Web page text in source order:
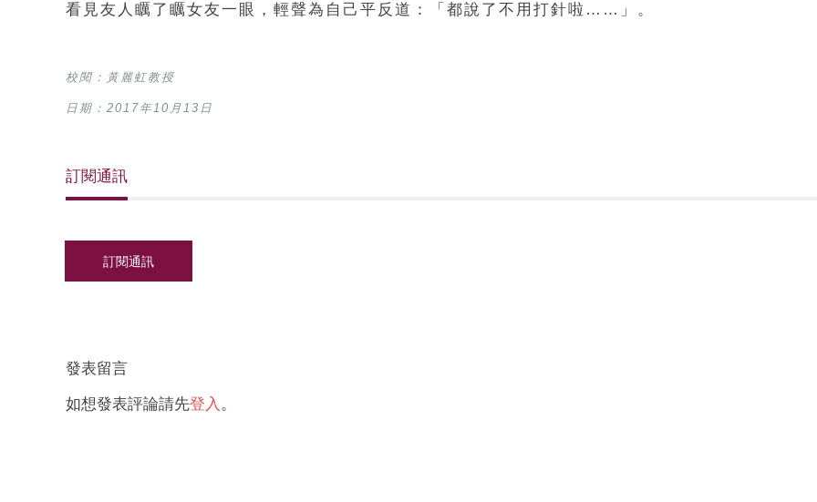
看見友人矋了矋女友一眼，輕聲為自己平反道：「都說了不用打針啦……」。
校閱：黃麗虹教授
日期：2017年10月13日
訂閱通訊
發表留言
如想發表評論請先登入 。